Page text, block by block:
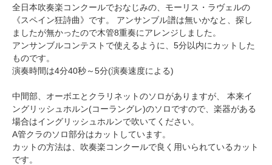
全日本吹奏楽コンクールでおなじみの、モーリス・ラヴェルの
《スペイン狂詩曲》です。 アンサンブル譜は無いかなと、探し
ましたが無かったので木管8重奏にアレンジしました。
アンサンブルコンテストで使えるように、5分以内にカットした
ものです。
演奏時間は4分40秒～5分(演奏速度による)
中間部、オーボエとクラリネットのソロがありますが、 本来イ
ングリッシュホルン(コーラングレ)のソロですので、楽器がある
場合はイングリッシュホルンで吹いてください。
A管クラのソロ部分はカットしています。
カットの方法は、吹奏楽コンクールで良く用いられているカット
です。